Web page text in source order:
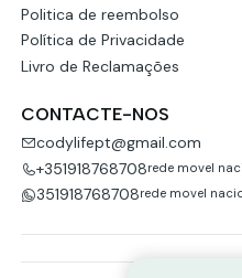
Politica de reembolso
Política de Privacidade
Livro de Reclamações
CONTACTE-NOS
codylifept@gmail.com
+351918768708rede movel
351918768708rede movel